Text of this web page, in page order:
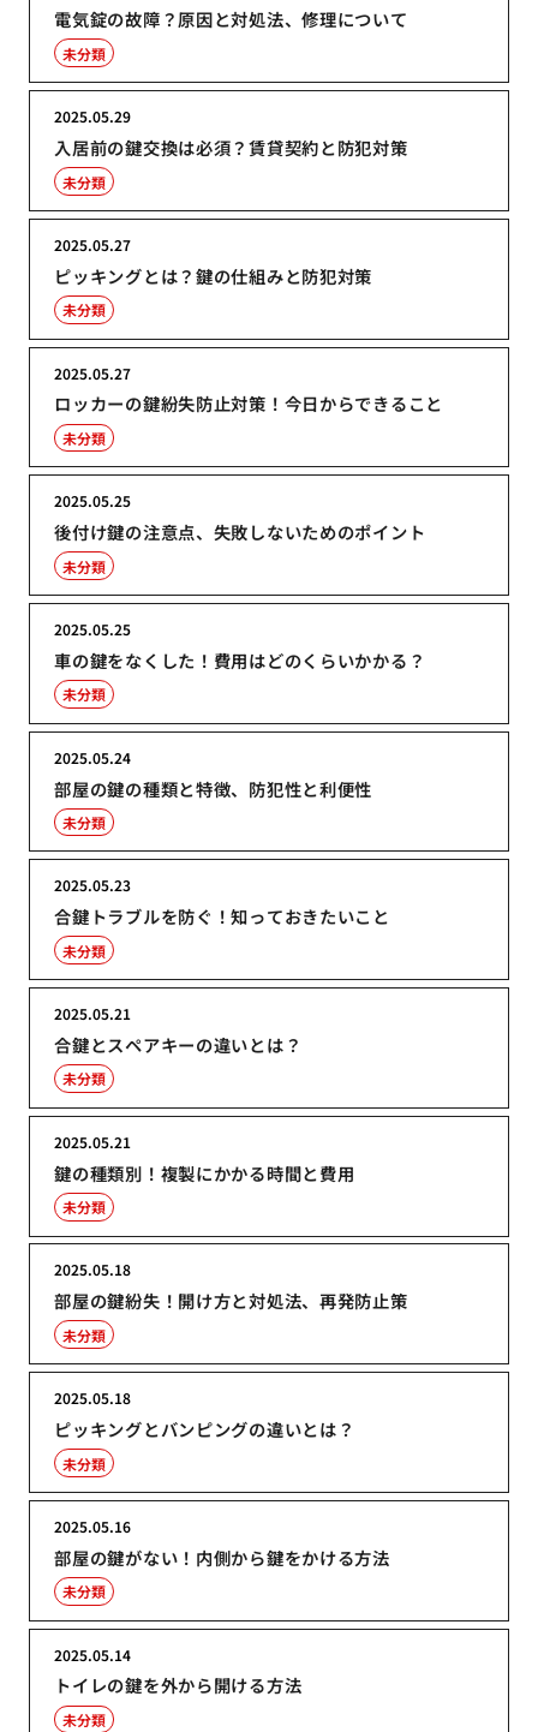
電気錠の故障？原因と対処法、修理について
未分類
入居前の鍵交換は必須？賃貸契約と防犯対策
2025.05.29
未分類
ピッキングとは？鍵の仕組みと防犯対策
2025.05.27
未分類
ロッカーの鍵紛失防止対策！今日からできること
2025.05.27
未分類
後付け鍵の注意点、失敗しないためのポイント
2025.05.25
未分類
車の鍵をなくした！費用はどのくらいかかる？
2025.05.25
未分類
部屋の鍵の種類と特徴、防犯性と利便性
2025.05.24
未分類
合鍵トラブルを防ぐ！知っておきたいこと
2025.05.23
未分類
合鍵とスペアキーの違いとは？
2025.05.21
未分類
鍵の種類別！複製にかかる時間と費用
2025.05.21
未分類
部屋の鍵紛失！開け方と対処法、再発防止策
2025.05.18
未分類
ピッキングとバンピングの違いとは？
2025.05.18
未分類
部屋の鍵がない！内側から鍵をかける方法
2025.05.16
未分類
トイレの鍵を外から開ける方法
2025.05.14
未分類